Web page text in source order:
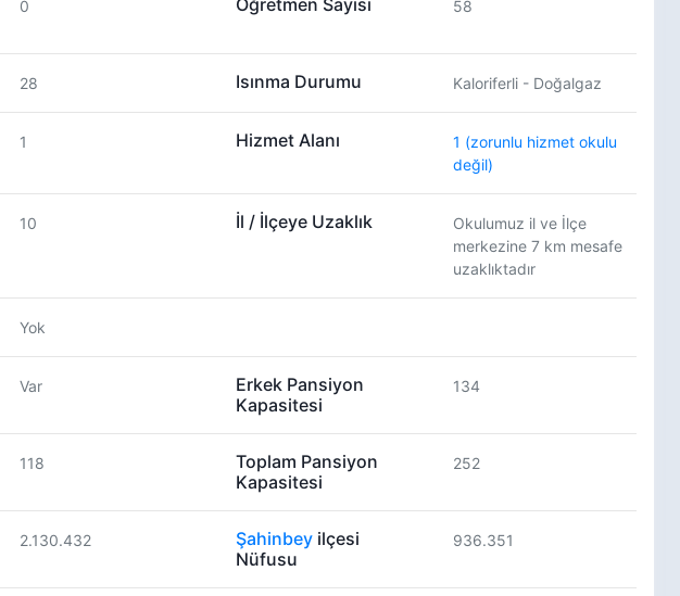
0 Öğretmen Sayısı 58
28 Isınma Durumu Kaloriferli - Doğalgaz
1 Hizmet Alanı
1 (zorunlu hizmet okulu
değil)
10 İl / İlçeye Uzaklık
Okulumuz il ve İlçe
merkezine 7 km mesafe
uzaklıktadır
Yok
Var
Erkek Pansiyon
Kapasitesi
134
118
Toplam Pansiyon
Kapasitesi
252
2.130.432 Şahinbey ilçesi
Nüfusu
936.351